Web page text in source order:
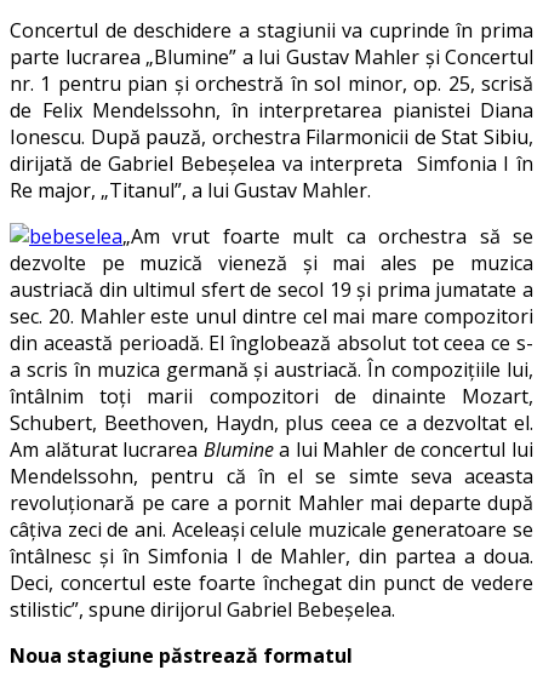
Concertul de deschidere a stagiunii va cuprinde în prima
parte lucrarea „Blumine” a lui Gustav Mahler și Concertul
nr. 1 pentru pian şi orchestră în sol minor, op. 25, scrisă
de Felix Mendelssohn, în interpretarea pianistei Diana
Ionescu. După pauză, orchestra Filarmonicii de Stat Sibiu,
dirijată de Gabriel Bebeșelea va interpreta Simfonia I în
Re major, „Titanul”, a lui Gustav Mahler.
„Am vrut foarte mult ca orchestra să se
dezvolte pe muzică vieneză și mai ales pe muzica
austriacă din ultimul sfert de secol 19 și prima jumatate a
sec. 20. Mahler este unul dintre cel mai mare compozitori
din această perioadă. El înglobează absolut tot ceea ce s-
a scris în muzica germană și austriacă. În compozițiile lui,
întâlnim toți marii compozitori de dinainte Mozart,
Schubert, Beethoven, Haydn, plus ceea ce a dezvoltat el.
Am alăturat lucrarea Bluminea lui Mahler de concertul lui
Mendelssohn, pentru că în el se simte seva aceasta
revoluționară pe care a pornit Mahler mai departe după
câțiva zeci de ani. Aceleași celule muzicale generatoare se
întâlnesc și în Simfonia I de Mahler, din partea a doua.
Deci, concertul este foarte închegat din punct de vedere
stilistic”, spune dirijorul Gabriel Bebeșelea.
Noua stagiune păstrează formatul